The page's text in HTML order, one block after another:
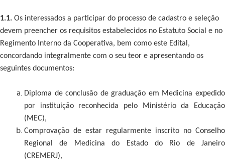
1.1. Os interessados a participar do processo de cadastro e seleção
devem preencher os requisitos estabelecidos no Estatuto Social e no
Regimento Interno da Cooperativa, bem como este Edital,
concordando integralmente com o seu teor e apresentando os
seguintes documentos:
Diploma de conclusão de graduação em Medicina expedido
por instituição reconhecida pelo Ministério da Educação
(MEC),
Comprovação de estar regularmente inscrito no Conselho
Regional de Medicina do Estado do Rio de Janeiro
(CREMERJ),